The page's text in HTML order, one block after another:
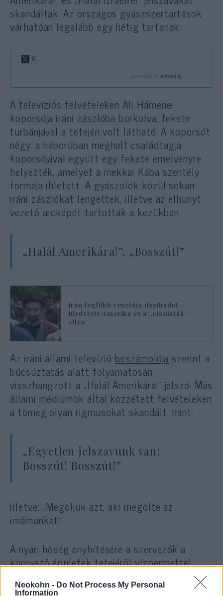
Neokohn - Do Not Process My Personal
Information
skandáltak. Az országos gyászszertartások
várhatóan legalább egy hétig tartanak.
A televíziós felvételeken Ali Hámenei
koporsója iráni zászlóba burkolva, fekete
turbánjával a tetején volt látható. A koporsót
négy, a háborúban meghalt családtagja
koporsójával együtt egy fekete emelvényre
helyezték, amelyet a mekkai Kába szentély
formája ihletett. A gyászolók közül sokan
iráni zászlókat lengettek, illetve az elhunyt
vezető arcképét tartották a kezükben.
„Halál Amerikára!”, „Bosszút!”
Irán legfőbb vezetője dzsihádot
hirdetett Amerika és a „cionisták”
ellen
Az iráni állami televízió beszámolója szerint a
búcsúztatás alatt folyamatosan
visszhangzott a „Halál Amerikára!” jelszó. Más
állami médiumok által közzétett felvételeken
a tömeg olyan rigmusokat skandált, mint:
„Egyetlen jelszavunk van:
Bosszút! Bosszút!”
illetve: „Megöljük azt, aki megölte az
imámunkat!”
A nyári hőség enyhítésére a szervezők a
környező épületek tetejéről vízpermettel
hűtötték a gyászolókat. Hámenei koporsója
vasárnap estig marad a teheráni